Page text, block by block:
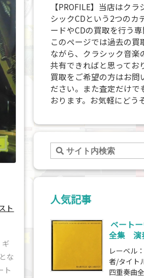
ト
な
ト
【PROFILE】当店はク
シックCDという2つのカ
ードやCDの買取を行う専
このページでは過去の買
ながら、クラシック音楽
共有できればと思ってお
買取をご希望の方はお問
ださい。また査定だけで
おります。お気軽にどう
人気記事
ベート
全集 演
レーベル
者/タイト
四重奏曲